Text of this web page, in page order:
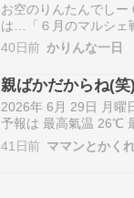
こ…
お空のりんたんでし
は…「６月のマルシェ
があちちなお顔して
ンション上がって、
５月のマルシェで、ち
ットしたお店、その時
買えな…
40日前 かりんな一日
親ばかだからね(笑)
2026年 6月 29日 月曜
予報は 最高氣温 26℃
のお写真なしで????
なのに１日雨が降っ
41日前 ママンとかく